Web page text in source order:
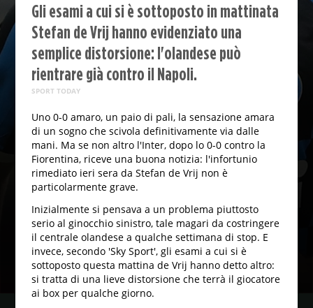
Gli esami a cui si è sottoposto in mattinata
Stefan de Vrij hanno evidenziato una
semplice distorsione: l'olandese può
rientrare già contro il Napoli.
SPORT TODAY
Uno 0-0 amaro, un paio di pali, la sensazione amara
di un sogno che scivola definitivamente via dalle
mani. Ma se non altro l'Inter, dopo lo 0-0 contro la
Fiorentina, riceve una buona notizia: l'infortunio
rimediato ieri sera da Stefan de Vrij non è
particolarmente grave.
Inizialmente si pensava a un problema piuttosto
serio al ginocchio sinistro, tale magari da costringere
il centrale olandese a qualche settimana di stop. E
invece, secondo 'Sky Sport', gli esami a cui si è
sottoposto questa mattina de Vrij hanno detto altro:
si tratta di una lieve distorsione che terrà il giocatore
ai box per qualche giorno.